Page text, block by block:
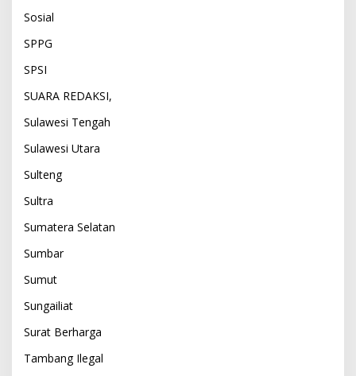
Sosial
SPPG
SPSI
SUARA REDAKSI,
Sulawesi Tengah
Sulawesi Utara
Sulteng
Sultra
Sumatera Selatan
Sumbar
Sumut
Sungailiat
Surat Berharga
Tambang Ilegal